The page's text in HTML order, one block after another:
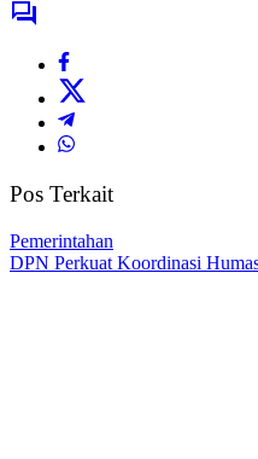
Pos Terkait
Pemerintahan
DPN Perkuat Koordinasi